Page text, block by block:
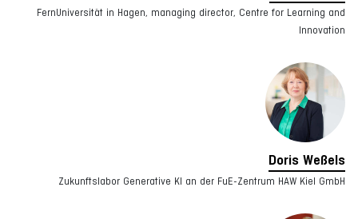
FernUniversität in Hagen, managing director, Centre for Learning and
Innovation
Doris Weßels
Zukunftslabor Generative KI an der FuE-Zentrum HAW Kiel GmbH